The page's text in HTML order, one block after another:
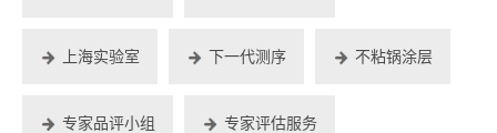
上海实验室 下一代测序 不粘锅涂层
专家品评小组 专家评估服务